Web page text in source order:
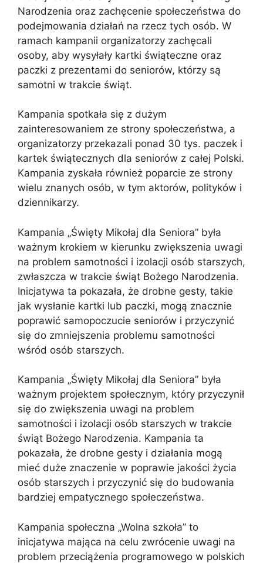
Narodzenia oraz zachęcenie społeczeństwa do
podejmowania działań na rzecz tych osób. W
ramach kampanii organizatorzy zachęcali
osoby, aby wysyłały kartki świąteczne oraz
paczki z prezentami do seniorów, którzy są
samotni w trakcie świąt.
Kampania spotkała się z dużym
zainteresowaniem ze strony społeczeństwa, a
organizatorzy przekazali ponad 30 tys. paczek i
kartek świątecznych dla seniorów z całej Polski.
Kampania zyskała również poparcie ze strony
wielu znanych osób, w tym aktorów, polityków i
dziennikarzy.
Kampania „Święty Mikołaj dla Seniora” była
ważnym krokiem w kierunku zwiększenia uwagi
na problem samotności i izolacji osób starszych,
zwłaszcza w trakcie świąt Bożego Narodzenia.
Inicjatywa ta pokazała, że drobne gesty, takie
jak wysłanie kartki lub paczki, mogą znacznie
poprawić samopoczucie seniorów i przyczynić
się do zmniejszenia problemu samotności
wśród osób starszych.
Kampania „Święty Mikołaj dla Seniora” była
ważnym projektem społecznym, który przyczynił
się do zwiększenia uwagi na problem
samotności i izolacji osób starszych w trakcie
świąt Bożego Narodzenia. Kampania ta
pokazała, że drobne gesty i działania mogą
mieć duże znaczenie w poprawie jakości życia
osób starszych i przyczynić się do budowania
bardziej empatycznego społeczeństwa.
Kampania społeczna „Wolna szkoła” to
inicjatywa mająca na celu zwrócenie uwagi na
problem przeciążenia programowego w polskich